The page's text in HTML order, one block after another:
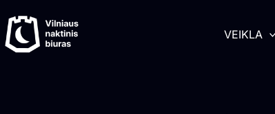
prie
turinio
VEIKLA